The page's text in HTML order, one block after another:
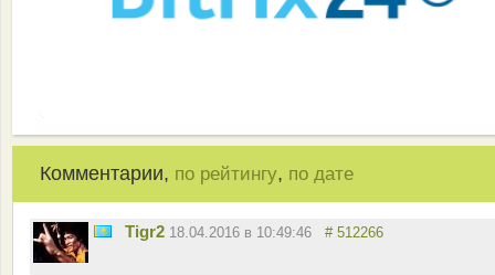
Комментарии, по рейтингу, по дате
Tigr2 18.04.2016 в 10:49:46 # 512266